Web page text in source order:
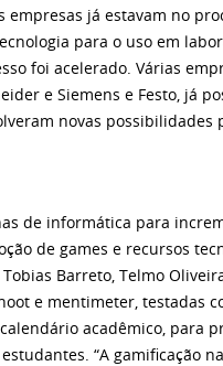
empresas já estavam no
para o uso em
foi acelerado. Várias
e Siemens e Festo, já
novas possibilidades
de informática para
de games e recursos
Barreto, Telmo
e mentimeter, testadas
acadêmico, para
“A gamificação